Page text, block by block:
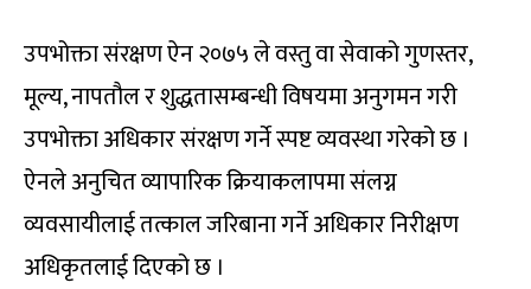
उपभोक्ता संरक्षण ऐन २०७५ ले वस्तु वा सेवाको गुणस्तर,
मूल्य, नापतौल र शुद्धतासम्बन्धी विषयमा अनुगमन गरी
उपभोक्ता अधिकार संरक्षण गर्ने स्पष्ट व्यवस्था गरेको छ ।
ऐनले अनुचित व्यापारिक क्रियाकलापमा संलग्न
व्यवसायीलाई तत्काल जरिबाना गर्ने अधिकार निरीक्षण
अधिकृतलाई दिएको छ ।